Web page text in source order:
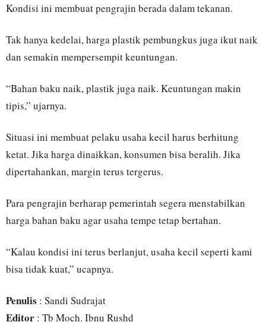
Kondisi ini membuat pengrajin berada dalam tekanan.
Tak hanya kedelai, harga plastik pembungkus juga ikut naik
dan semakin mempersempit keuntungan.
“Bahan baku naik, plastik juga naik. Keuntungan makin
tipis,” ujarnya.
Situasi ini membuat pelaku usaha kecil harus berhitung
ketat. Jika harga dinaikkan, konsumen bisa beralih. Jika
dipertahankan, margin terus tergerus.
Para pengrajin berharap pemerintah segera menstabilkan
harga bahan baku agar usaha tempe tetap bertahan.
“Kalau kondisi ini terus berlanjut, usaha kecil seperti kami
bisa tidak kuat,” ucapnya.
Penulis : Sandi Sudrajat
Editor : Tb Moch. Ibnu Rushd